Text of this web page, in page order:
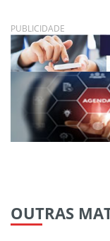
PUBLICIDADE
OUTRAS